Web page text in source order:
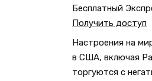
Бесплатный
Получить доступ
Настроения на
в США, включая
торгуются с